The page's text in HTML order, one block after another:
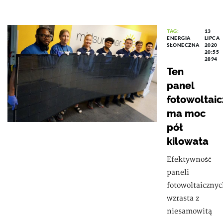
TAG:
ENERGIA
SŁONECZNA
13
LIPCA
2020
20:55
2894
Ten
panel
ma moc
pół
kilowata
Efektywność
paneli
wzrasta z
niesamowitą